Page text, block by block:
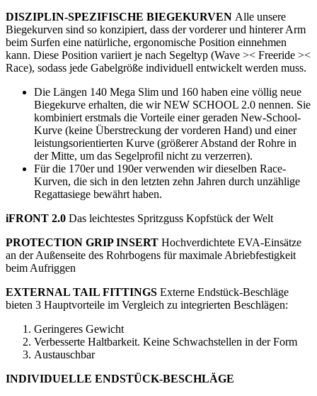
DISZIPLIN-SPEZIFISCHE BIEGEKURVEN Alle unsere
Biegekurven sind so konzipiert, dass der vorderer und hinterer Arm
beim Surfen eine natürliche, ergonomische Position einnehmen
kann. Diese Position variiert je nach Segeltyp (Wave >< Freeride ><
Race), sodass jede Gabelgröße individuell entwickelt werden muss.
Die Längen 140 Mega Slim und 160 haben eine völlig neue
Biegekurve erhalten, die wir NEW SCHOOL 2.0 nennen. Sie
kombiniert erstmals die Vorteile einer geraden New-School-
Kurve (keine Überstreckung der vorderen Hand) und einer
leistungsorientierten Kurve (größerer Abstand der Rohre in
der Mitte, um das Segelprofil nicht zu verzerren).
Für die 170er und 190er verwenden wir dieselben Race-
Kurven, die sich in den letzten zehn Jahren durch unzählige
Regattasiege bewährt haben.
iFRONT 2.0 Das leichtestes Spritzguss Kopfstück der Welt
PROTECTION GRIP INSERT Hochverdichtete EVA-Einsätze
an der Außenseite des Rohrbogens für maximale Abriebfestigkeit
beim Aufriggen
EXTERNAL TAIL FITTINGS Externe Endstück-Beschläge
bieten 3 Hauptvorteile im Vergleich zu integrierten Beschlägen:
Geringeres Gewicht
Verbesserte Haltbarkeit. Keine Schwachstellen in der Form
Austauschbar
INDIVIDUELLE ENDSTÜCK-BESCHLÄGE